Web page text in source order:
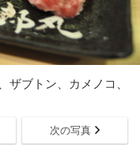
ブトン、カメノコ、
次の写真